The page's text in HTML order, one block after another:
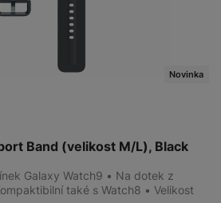
Band (velikost M/L), Black
Novinka
Galaxy Watch9 • Na dotek z
také s Watch8 • Velikost